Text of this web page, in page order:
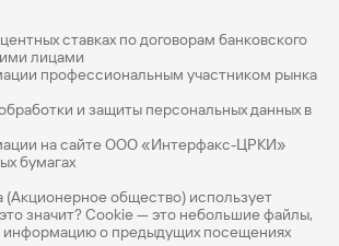
на 3 месяца
процентом
ставках по договорам банковского
лицами
профессиональным участником рынка
и защиты персональных данных в
на сайте ООО «Интерфакс-ЦРКИ»
бумагах
(Акционерное общество) использует
значит? Сookie — это небольшие файлы,
информацию о предыдущих посещениях